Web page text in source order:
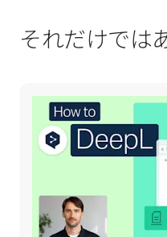
それだけでは